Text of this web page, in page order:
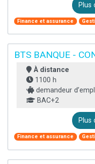
Plus
Finance et assurance
BTS BANQUE -
À distance
1100 h
demandeur
BAC+2
Plus
Finance et assurance